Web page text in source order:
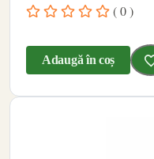
( 0 )
Adaugă în coș